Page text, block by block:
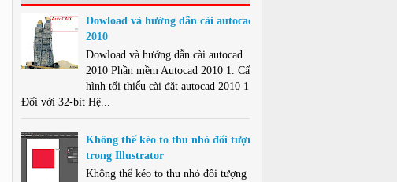
Dowload và hướng dẫn cài autocad
2010
Dowload và hướng dẫn cài autocad
2010 Phần mềm Autocad 2010 1. Cấu
hình tối thiểu cài đặt autocad 2010 1.1.
Đối với 32-bit Hệ...
Không thể kéo to thu nhỏ đối tượng
trong Illustrator
Không thể kéo to thu nhỏ đối tượng